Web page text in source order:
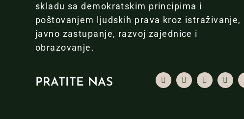
skladu sa demokratskim principima i
poštovanjem ljudskih prava kroz istraživanje,
javno zastupanje, razvoj zajednice i
obrazovanje.
PRATITE NAS